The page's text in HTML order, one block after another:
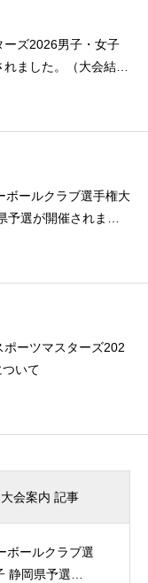
ーズ2026男子・女子
ました。（大会結
ボールクラブ選手権大
選が開催されまし
ポーツマスターズ202
いて
大会案内 記事
ボールクラブ選
静岡県予選が